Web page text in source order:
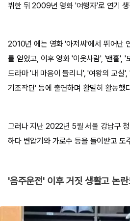
뷔한 뒤 2009년 영화 '여행자'로 연기
2010년 에는 영화 '아저씨'에서 뛰어난
를 얻었고, 이후 영화 '이웃사람', '맨홀', '
드라마 '내 마음이 들리니', '여왕의 교실
기조작단' 등에 출연하며 활발히 활동했
그러나 지난 2022년 5월 서울 강남구
하다 변압기와 가로수 등을 들이받고 도
'음주운전' 이후 거짓 생활고 논